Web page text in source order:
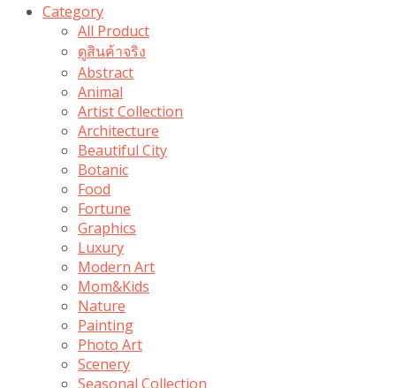
Category
All Product
ดูสินค้าจริง
Abstract
Animal
Artist Collection
Architecture
Beautiful City
Botanic
Food
Fortune
Graphics
Luxury
Modern Art
Mom&Kids
Nature
Painting
Photo Art
Scenery
Seasonal Collection